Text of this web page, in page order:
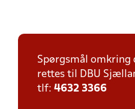
Spørgsmål omkring
rettes til DBU
tlf: 4632 3366